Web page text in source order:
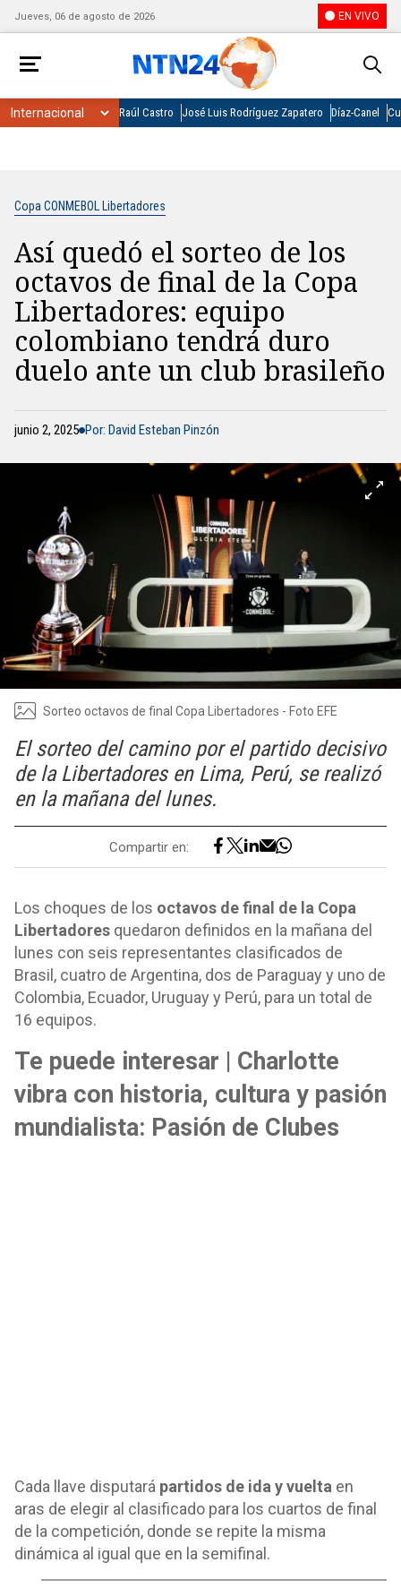
Jueves, 06 de agosto de 2026 EN VIVO
Raúl Castro José Luis Rodríguez Zapatero Díaz-Canel
Copa CONMEBOL Libertadores
Así quedó el sorteo de los
octavos de final de la Copa
Libertadores: equipo
colombiano tendrá duro
duelo ante un club brasileño
junio 2, 2025 Por: David Esteban Pinzón
Sorteo octavos de final Copa Libertadores - Foto EFE
El sorteo del camino por el partido decisivo
de la Libertadores en Lima, Perú, se realizó
en la mañana del lunes.
Compartir en:
Los choques de los octavos de final de la Copa
Libertadores quedaron definidos en la mañana del
lunes con seis representantes clasificados de
Brasil, cuatro de Argentina, dos de Paraguay y uno de
Colombia, Ecuador, Uruguay y Perú, para un total de
16 equipos.
Te puede interesar | Charlotte
vibra con historia, cultura y pasión
mundialista: Pasión de Clubes
Cada llave disputará partidos de ida y vuelta en
aras de elegir al clasificado para los cuartos de final
de la competición, donde se repite la misma
dinámica al igual que en la semifinal.